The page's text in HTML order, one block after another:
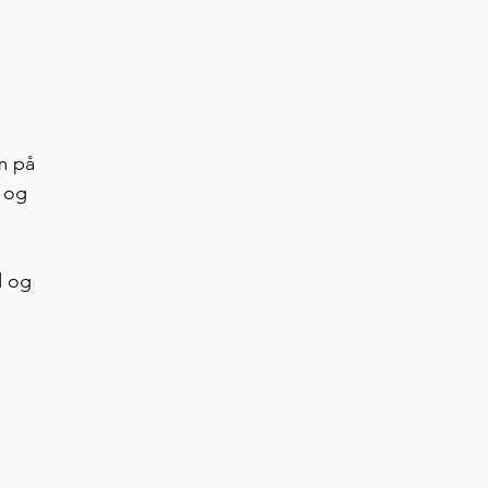
på
og